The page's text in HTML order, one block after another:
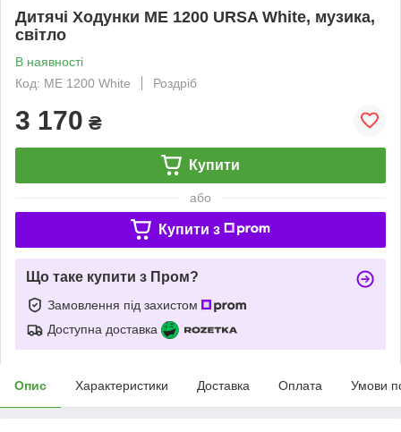
Дитячі Ходунки ME 1200 URSA White, музика,
світло
В наявності
Код: ME 1200 White
Роздріб
3 170 ₴
Купити
або
Купити з
Що таке купити з Пром?
Замовлення під захистом
Доступна доставка
Опис Характеристики Доставка Оплата Умови